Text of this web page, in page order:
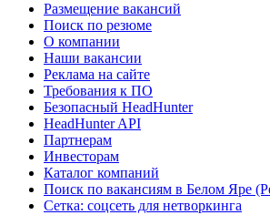
Размещение вакансий
Поиск по резюме
О компании
Наши вакансии
Реклама на сайте
Требования к ПО
Безопасный HeadHunter
HeadHunter API
Партнерам
Инвесторам
Каталог компаний
Поиск по вакансиям в Белом Яре
Сетка: соцсеть для нетворкинга